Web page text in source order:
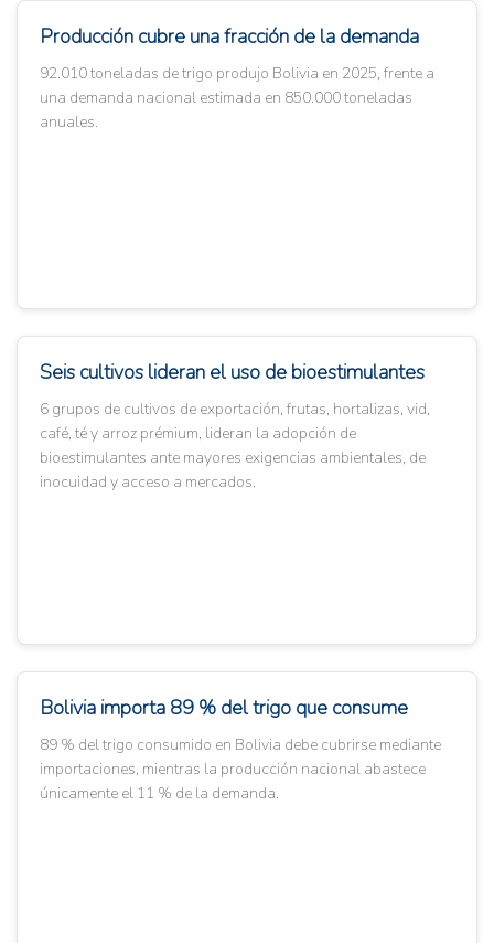
Producción cubre una fracción de la demanda
92.010 toneladas de trigo produjo Bolivia en 2025, frente a
una demanda nacional estimada en 850.000 toneladas
anuales.
Seis cultivos lideran el uso de bioestimulantes
6 grupos de cultivos de exportación, frutas, hortalizas, vid,
café, té y arroz prémium, lideran la adopción de
bioestimulantes ante mayores exigencias ambientales, de
inocuidad y acceso a mercados.
Bolivia importa 89 % del trigo que consume
89 % del trigo consumido en Bolivia debe cubrirse mediante
importaciones, mientras la producción nacional abastece
únicamente el 11 % de la demanda.